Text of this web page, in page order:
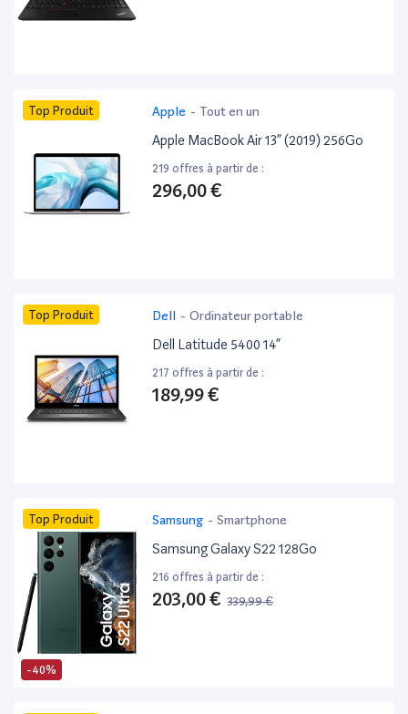
Top Produit Apple - Tout en un
Apple MacBook Air 13” (2019) 256Go
219 offres à partir de :
296,00 €
Top Produit Dell - Ordinateur portable
Dell Latitude 5400 14”
217 offres à partir de :
189,99 €
-40%
Top Produit Samsung - Smartphone
Samsung Galaxy S22 128Go
216 offres à partir de :
203,00 € 339,99 €